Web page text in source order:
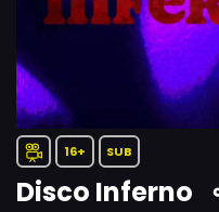
16+ SUB
Disco Inferno